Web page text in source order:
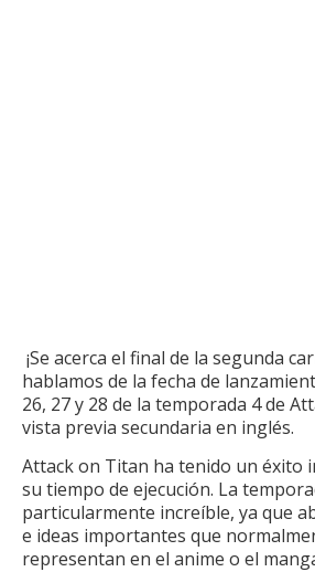
¡Se acerca el final de la segunda
hablamos de la fecha de
26, 27 y 28 de la temporada 4 de
vista previa secundaria en inglés.
Attack on Titan ha tenido un éxito
su tiempo de ejecución. La
particularmente increíble, ya que
e ideas importantes que
representan en el anime o el